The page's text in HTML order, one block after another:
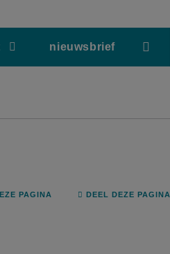
nieuwsbrief
PAGINA DEEL DEZE PAGINA